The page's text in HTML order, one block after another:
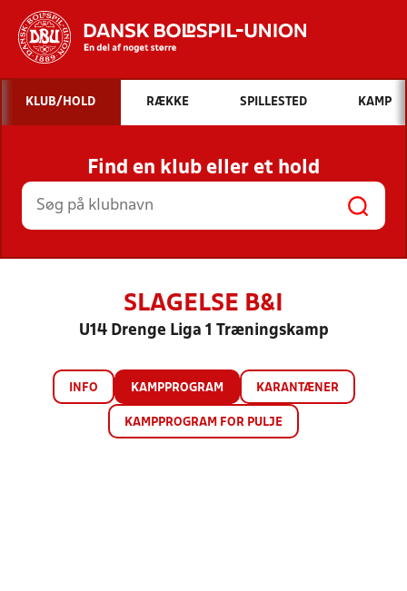
Hvad vil du søge efter?
INDHOLD OG NYHEDER
STILLINGER, RESULTATER, KLUBBER OG
HOLD
KLUB/HOLD RÆKKE SPILLESTED KAMP
Find en klub eller et hold
SLAGELSE B&I
U14 Drenge Liga 1 Træningskamp
INFO KAMPPROGRAM KARANTÆNER
KAMPPROGRAM FOR PULJE